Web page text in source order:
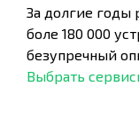
За долгие
боле 180 000
безупречный
Выбрать